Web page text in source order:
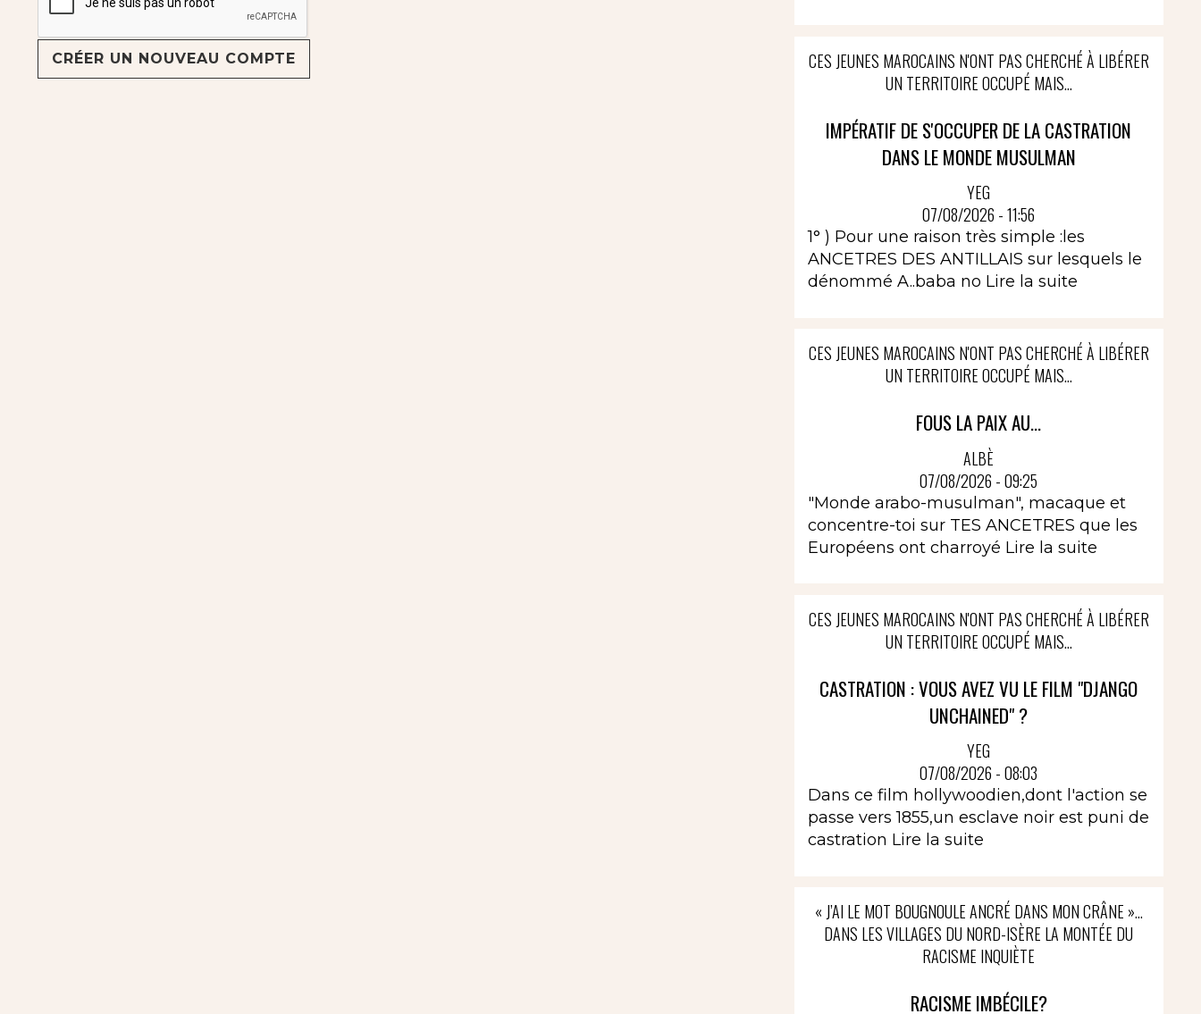
CES JEUNES MAROCAINS N'ONT PAS CHERCHÉ À LIBÉRER
UN TERRITOIRE OCCUPÉ MAIS...
IMPÉRATIF DE S'OCCUPER DE LA CASTRATION
DANS LE MONDE MUSULMAN
YEG
07/08/2026 - 11:56
1° ) Pour une raison très simple :les
ANCETRES DES ANTILLAIS sur lesquels le
dénommé A..baba no Lire la suite
CES JEUNES MAROCAINS N'ONT PAS CHERCHÉ À LIBÉRER
UN TERRITOIRE OCCUPÉ MAIS...
FOUS LA PAIX AU...
ALBÈ
07/08/2026 - 09:25
"Monde arabo-musulman", macaque et
concentre-toi sur TES ANCETRES que les
Européens ont charroyé Lire la suite
CES JEUNES MAROCAINS N'ONT PAS CHERCHÉ À LIBÉRER
UN TERRITOIRE OCCUPÉ MAIS...
CASTRATION : VOUS AVEZ VU LE FILM "DJANGO
UNCHAINED" ?
YEG
07/08/2026 - 08:03
Dans ce film hollywoodien,dont l'action se
passe vers 1855,un esclave noir est puni de
castration Lire la suite
« J’AI LE MOT BOUGNOULE ANCRÉ DANS MON CRÂNE »…
DANS LES VILLAGES DU NORD-ISÈRE LA MONTÉE DU
RACISME INQUIÈTE
RACISME IMBÉCILE?